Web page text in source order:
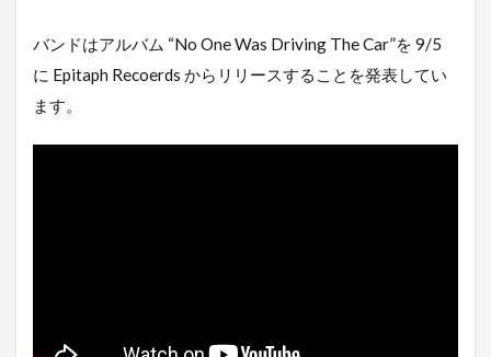
バンドはアルバム “No One Was Driving The Car”を 9/5
に Epitaph Recoerds からリリースすることを発表してい
ます。